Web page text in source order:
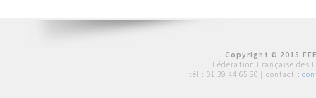
Copyright © 2015
Fédération Française des
tél : 01 39 44 65 80 | contact :